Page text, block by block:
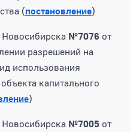
(постановление)
№7076 от
разрешений на
использования
капитального
)
№7005 от